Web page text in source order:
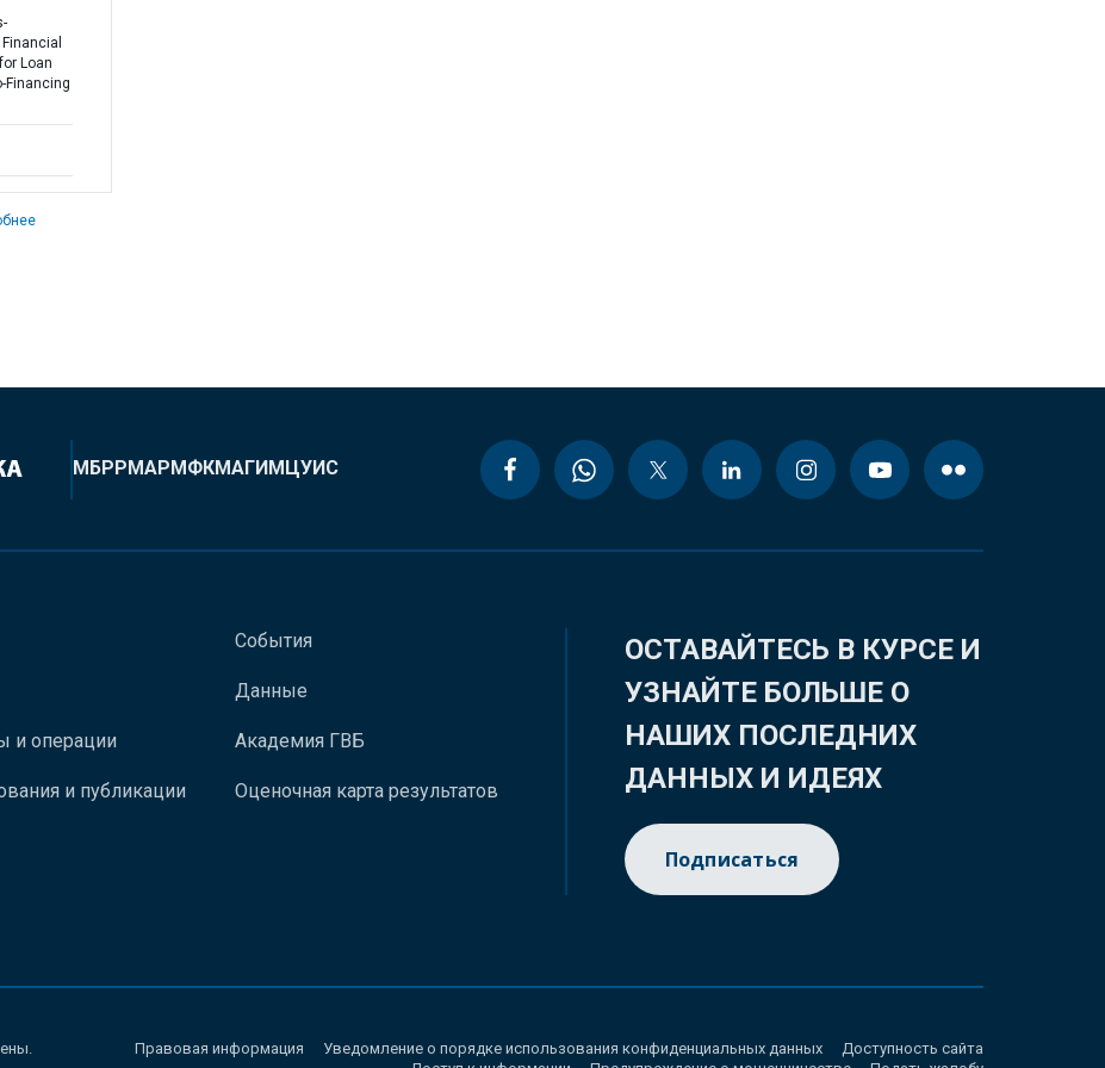
Loan
Financing
МБРРМАРМФКМАГИМЦУИС
и операции
и публикации
События
Данные
Академия ГВБ
Оценочная карта результатов
ОСТАВАЙТЕСЬ В КУРСЕ И
УЗНАЙТЕ БОЛЬШЕ О
НАШИХ ПОСЛЕДНИХ
ДАННЫХ И ИДЕЯХ
Подписаться
Правовая информация Уведомление о порядке использования конфиденциальных данных
Доступность сайта